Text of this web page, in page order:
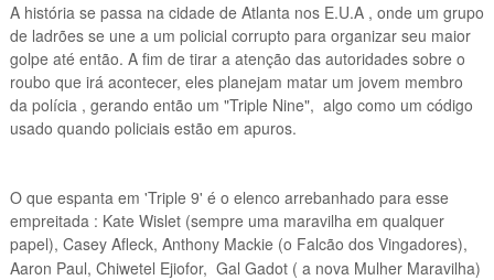
A história se passa na cidade de Atlanta nos E.U.A , onde um grupo
de ladrões se une a um policial corrupto para organizar seu maior
golpe até então. A fim de tirar a atenção das autoridades sobre o
roubo que irá acontecer, eles planejam matar um jovem membro
da polícia , gerando então um "Triple Nine", algo como um código
usado quando policiais estão em apuros.
O que espanta em 'Triple 9' é o elenco arrebanhado para esse
empreitada : Kate Wislet (sempre uma maravilha em qualquer
papel), Casey Afleck, Anthony Mackie (o Falcão dos Vingadores),
Aaron Paul, Chiwetel Ejiofor, Gal Gadot ( anova Mulher Maravilha)